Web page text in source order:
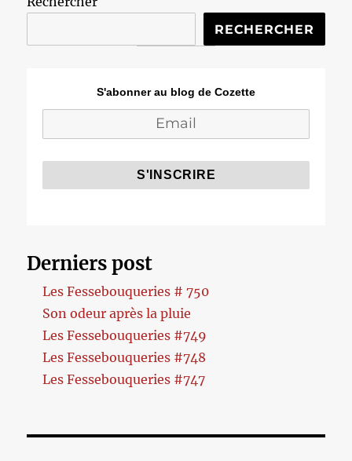
RECHERCHER
S'abonner au blog de Cozette
Derniers post
Les Fessebouqueries # 750
Son odeur après la pluie
Les Fessebouqueries #749
Les Fessebouqueries #748
Les Fessebouqueries #747